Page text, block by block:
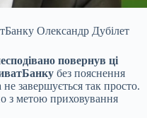
Олександр Дубілет
повернув ці
без пояснення
завершується так просто.
з метою приховування